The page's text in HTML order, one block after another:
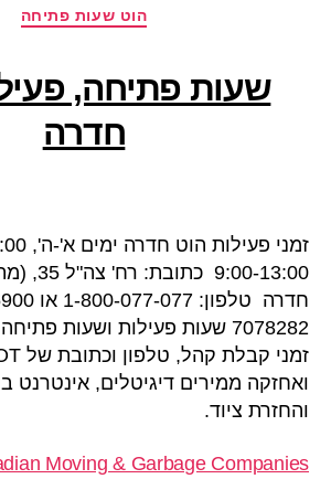
קטגוריות
הוט שעות פתיחה
שעות פתיחה,
חדרה
9:00-13:00
7078282 שעות פעילות ושעות
ואחזקה ממירים דיגיטלים, אינטרנט
והחזרת ציוד.
Moving & Garbage Companies